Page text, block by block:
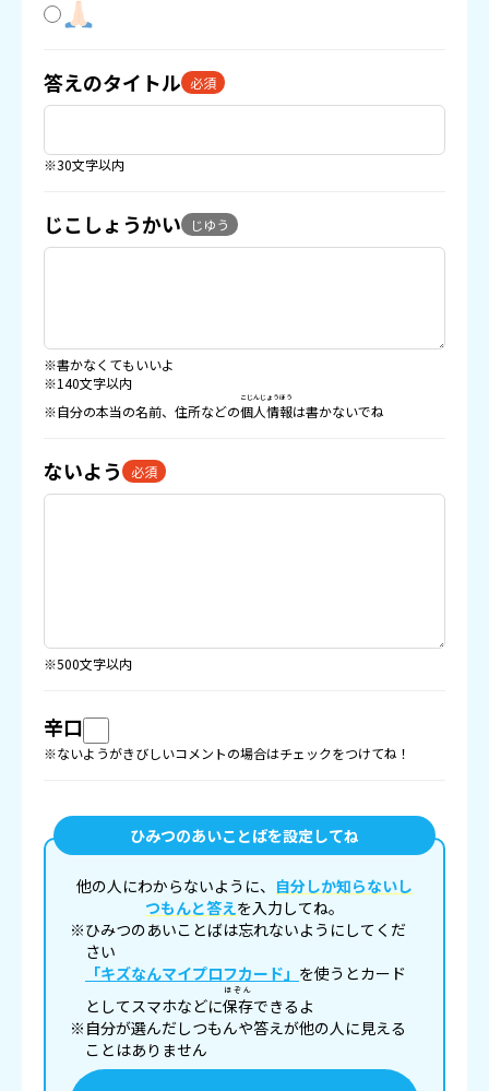
答えのタイトル 必須
※30文字以内
じこしょうかい じゆう
※書かなくてもいいよ
※140文字以内
※自分の本当の名前、住所などの個人情報
こじんじょうほう
は書かないでね
ないよう 必須
※500文字以内
辛口
※ないようがきびしいコメントの場合はチェックをつけてね！
ひみつのあいことばを設定してね
他の人にわからないように、 自分しか知らないし
つもんと答えを入力してね。
※ひみつのあいことばは忘れないようにしてくだ
さい
「キズなんマイプロフカード」 を使うとカード
としてスマホなどに保存
ほぞん
できるよ
※自分が選んだしつもんや答えが他の人に見える
ことはありません